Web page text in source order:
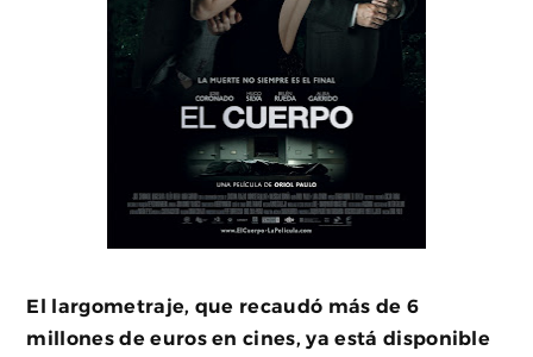
El largometraje, que recaudó más de 6
millones de euros en cines, ya está disponible